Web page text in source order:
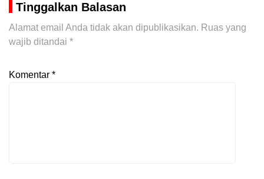
Tinggalkan Balasan
Alamat email Anda tidak akan dipublikasikan. Ruas yang
wajib ditandai *
Komentar *